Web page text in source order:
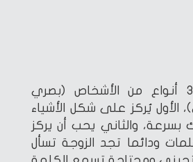
وأضاف: “هناك 3 أنواع من الأشخاص (بصري
يُركز على شكل الأشياء
بسرعة، والثاني يحب أن يركز
ودائما تجد الزوجة تسأل